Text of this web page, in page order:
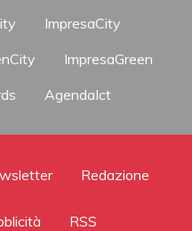
ImpresaCity
ImpresaGreen
AgendaIct
Redazione
RSS